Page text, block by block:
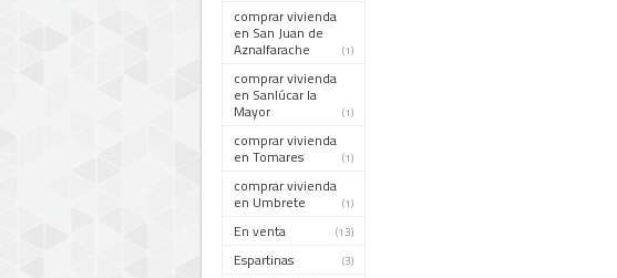
comprar vivienda
en San Juan de
Aznalfarache (1)
comprar vivienda
en Sanlúcar la
Mayor (1)
comprar vivienda
en Tomares (1)
comprar vivienda
en Umbrete (1)
En venta (13)
Espartinas (3)